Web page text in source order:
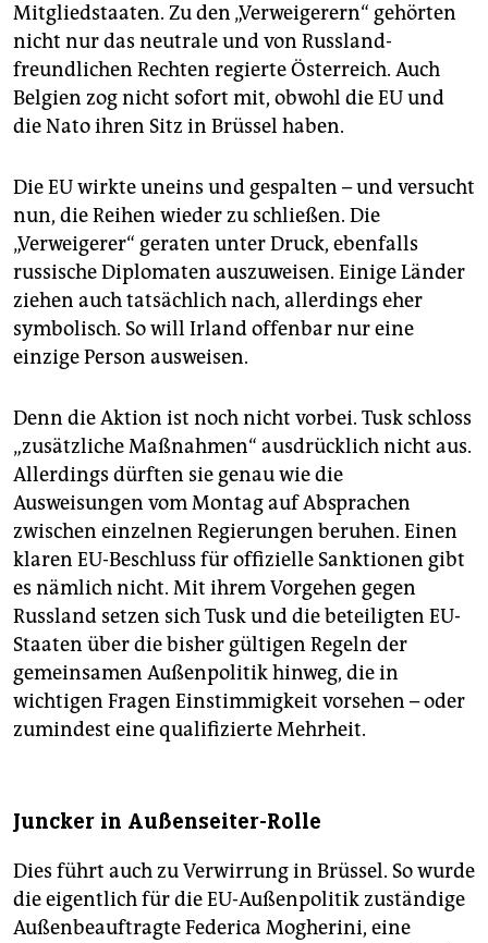
Mitgliedstaaten. Zu den „Verweigerern“ gehörten
nicht nur das neutrale und von Russland-
freundlichen Rechten regierte Österreich. Auch
Belgien zog nicht sofort mit, obwohl die EU und
die Nato ihren Sitz in Brüssel haben.
Die EU wirkte uneins und gespalten – und versucht
nun, die Reihen wieder zu schließen. Die
„Verweigerer“ geraten unter Druck, ebenfalls
russische Diplomaten auszuweisen. Einige Länder
ziehen auch tatsächlich nach, allerdings eher
symbolisch. So will Irland offenbar nur eine
einzige Person ausweisen.
Denn die Aktion ist noch nicht vorbei. Tusk schloss
„zusätzliche Maßnahmen“ ausdrücklich nicht aus.
Allerdings dürften sie genau wie die
Ausweisungen vom Montag auf Absprachen
zwischen einzelnen Regierungen beruhen. Einen
klaren EU-Beschluss für offizielle Sanktionen gibt
es nämlich nicht. Mit ihrem Vorgehen gegen
Russland setzen sich Tusk und die beteiligten EU-
Staaten über die bisher gültigen Regeln der
gemeinsamen Außenpolitik hinweg, die in
wichtigen Fragen Einstimmigkeit vorsehen – oder
zumindest eine qualifizierte Mehrheit.
Juncker in Außenseiter-Rolle
Dies führt auch zu Verwirrung in Brüssel. So wurde
die eigentlich für die EU-Außenpolitik zuständige
Außenbeauftragte Federica Mogherini, eine